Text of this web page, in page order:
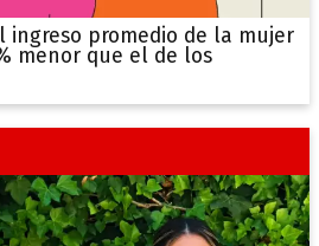
ingreso promedio de la mujer
menor que el de los